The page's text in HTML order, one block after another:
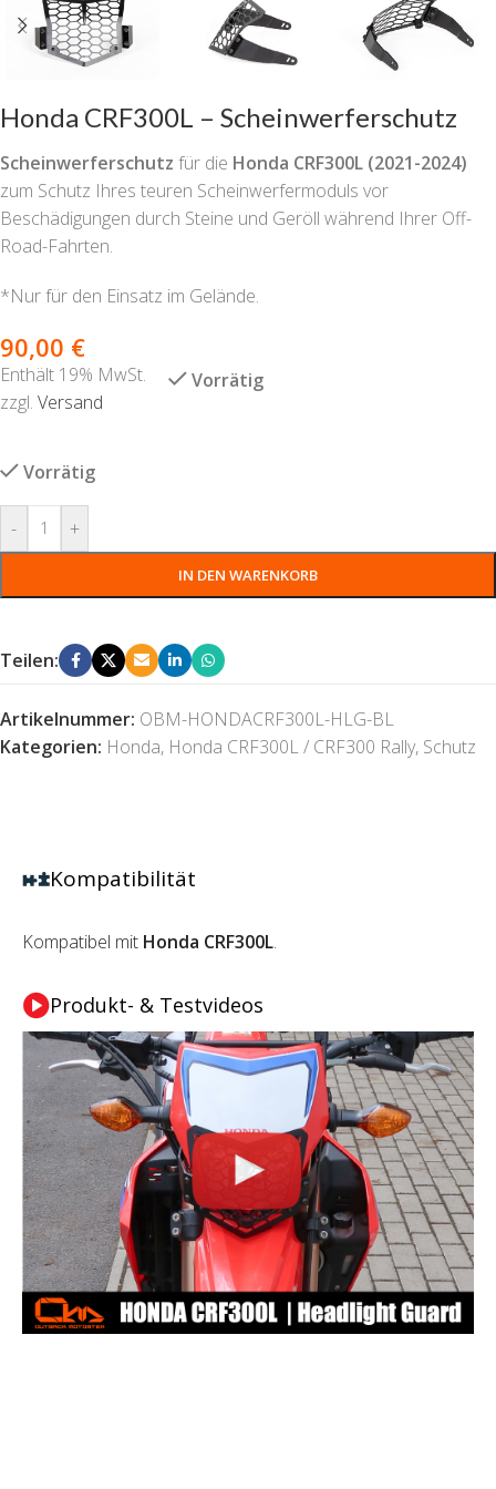
Honda CRF300L – Scheinwerferschutz
Scheinwerferschutz für die Honda CRF300L (2021-2024)
zum Schutz Ihres teuren Scheinwerfermoduls vor
Beschädigungen durch Steine und Geröll während Ihrer Off-
Road-Fahrten.
*Nur für den Einsatz im Gelände.
90,00 €
Enthält 19% MwSt.
zzgl. Versand
Vorrätig
Vorrätig
- +
IN DEN WARENKORB
Teilen:
Artikelnummer: OBM-HONDACRF300L-HLG-BL
Kategorien: Honda, Honda CRF300L / CRF300 Rally, Schutz
Kompatibilität
Kompatibel mit Honda CRF300L.
Produkt- & Testvideos